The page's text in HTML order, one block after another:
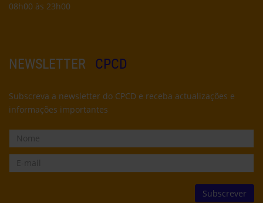
08h00 às 23h00
NEWSLETTER CPCD
Subscreva a newsletter do CPCD e receba actualizações e
informações importantes